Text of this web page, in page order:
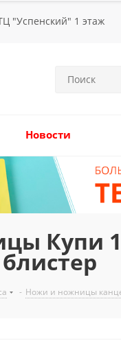
"Успенский" 1 этаж
Новости
Купи
- Ножи и ножницы